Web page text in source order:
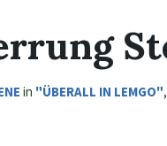
in "ÜBERALL IN LEMGO",